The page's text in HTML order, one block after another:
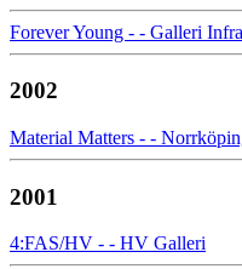
Forever Young - - Galleri Infra
2002
Material Matters - -
2001
4:FAS/HV - - HV Galleri